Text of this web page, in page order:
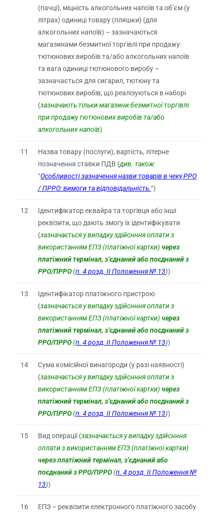
(пачці), міцність алкогольних напоїв та об’єм (у
літрах) одиниці товару (пляшки) (для
алкогольних напоїв) – зазначаються
магазинами безмитної торгівлі при продажу
тютюнових виробів та/або алкогольних напоїв
та вага одиниці тютюнового виробу –
зазначається для сигарил, тютюну та
тютюнових виробів, що реалізуються в наборі
(зазначають тільки магазини безмитної торгівлі
при продажу тютюнових виробів та/або
алкогольних напоїв)
11
Назва товару (послуги), вартість, літерне
позначення ставки ПДВ (див. також:
“Особливості зазначення назви товарів в чеку РРО
/ ПРРО: вимоги та відповідальність.“)
12
Ідентифікатор еквайра та торгівця або інші
реквізити, що дають змогу їх ідентифікувати
(зазначається у випадкуздійснння оплати з
використанням ЕПЗ (платіжної картки)через
платіжний термінал, з’єднаний або поєднаний з
РРО/ПРРО(п. 4 розд. ІІ Положення № 13))
13
Ідентифікатор платіжного пристрою
(зазначається у випадку здійснння оплати з
використанням ЕПЗ (платіжної картки)через
платіжний термінал, з’єднаний або поєднаний з
РРО/ПРРО(п. 4 розд. ІІ Положення № 13))
14
Сума комісійної винагороди (у разі наявності)
(зазначається у випадкуздійснння оплати з
використанням ЕПЗ (платіжної картки)через
платіжний термінал, з’єднаний або поєднаний з
РРО/ПРРО(п. 4 розд. ІІ Положення № 13))
15 Вид операції (зазначається у випадкуздійснння
оплати з використанням ЕПЗ (платіжної картки)
через платіжний термінал, з’єднаний або
поєднаний з РРО/ПРРО(п. 4 розд. ІІ Положення №
13))
16
ЕПЗ – реквізити електронного платіжного засобу